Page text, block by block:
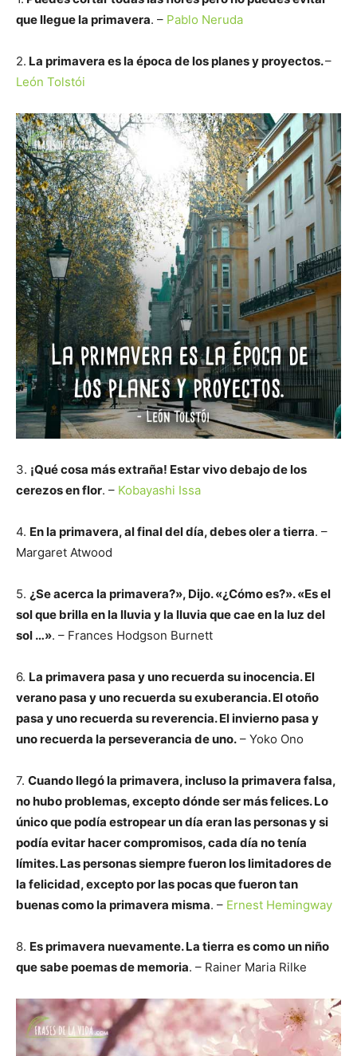
que llegue la primavera. – Pablo Neruda
2. La primavera es la época de los planes y proyectos.–
León Tolstói
3. ¡Qué cosa más extraña! Estar vivo debajo de los
cerezos en flor. – Kobayashi Issa
4. En la primavera, al final del día, debes oler a tierra. –
Margaret Atwood
5. ¿Se acerca la primavera?», Dijo. «¿Cómo es?».«Es el
sol que brilla en la lluvia y la lluvia que cae en la luz del
sol …». – Frances Hodgson Burnett
6. La primavera pasa y uno recuerda su inocencia.El
verano pasa y uno recuerda su exuberancia.El otoño
pasa y uno recuerda su reverencia.El invierno pasa y
uno recuerda la perseverancia de uno. – Yoko Ono
7. Cuando llegó la primavera, incluso la primavera falsa,
no hubo problemas, excepto dónde ser más felices. Lo
único que podía estropear un día eran las personas y si
podía evitar hacer compromisos, cada día no tenía
límites. Las personas siempre fueron los limitadores de
la felicidad, excepto por las pocas que fueron tan
buenas como la primavera misma. – Ernest Hemingway
8. Es primavera nuevamente. La tierra es como un niño
que sabe poemas de memoria. – Rainer Maria Rilke